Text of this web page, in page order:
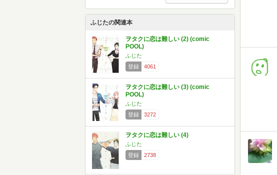
ふじたの関連本
ヲタクに恋は難しい (2) (comic
POOL)
ふじた
登録
4061
ヲタクに恋は難しい (3) (comic
POOL)
ふじた
登録
3272
ヲタクに恋は難しい (4)
ふじた
登録
2738